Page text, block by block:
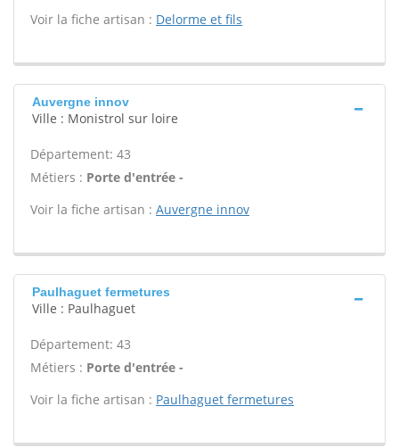
Voir la fiche artisan : Delorme et fils
Auvergne innov
Ville : Monistrol sur loire
Département: 43
Métiers : Porte d'entrée -
Voir la fiche artisan : Auvergne innov
Paulhaguet fermetures
Ville : Paulhaguet
Département: 43
Métiers : Porte d'entrée -
Voir la fiche artisan : Paulhaguet fermetures